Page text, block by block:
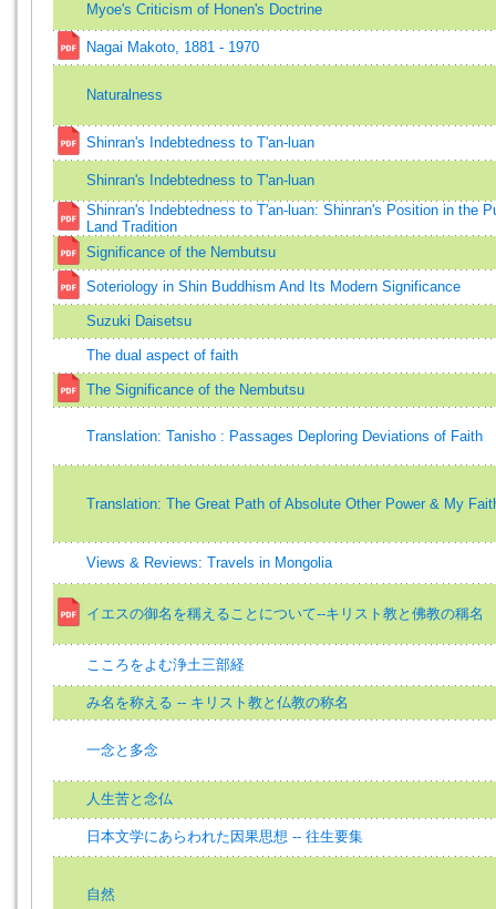
Myoe's Criticism of Honen's Doctrine
Nagai Makoto, 1881 - 1970
Naturalness
Shinran's Indebtedness to T'an-luan
Shinran's Indebtedness to T'an-luan
Shinran's Indebtedness to T'an-luan: Shinran's Position in the
Land Tradition
Significance of the Nembutsu
Soteriology in Shin Buddhism And Its Modern Significance
Suzuki Daisetsu
The dual aspect of faith
The Significance of the Nembutsu
Translation: Tanisho : Passages Deploring Deviations of Faith
Translation: The Great Path of Absolute Other Power & My
Views & Reviews: Travels in Mongolia
イエスの御名を稱えることについて--キリスト教と佛教の稱名
こころをよむ浄土三部経
み名を称える -- キリスト教と仏教の称名
一念と多念
人生苦と念仏
日本文学にあらわれた因果思想 -- 往生要集
自然